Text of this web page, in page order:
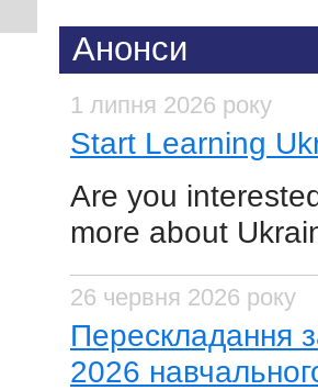
Анонси
1 липня 2026 року
​Start Learning
Are you
more about
26 червня 2026 року
Перескладання
2026